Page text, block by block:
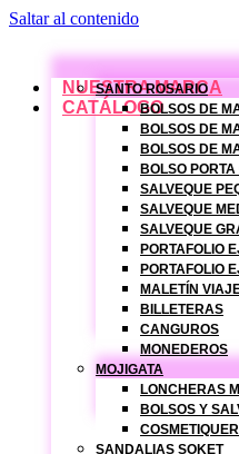
Saltar al contenido
NUESTRA MARCA
CATÁLOGO
SANTO ROSARIO
BOLSOS DE
BOLSOS DE
BOLSOS DE
BOLSO
SALVEQUE
SALVEQUE
SALVEQUE
PORTAFOLIO
PORTAFOLIO
MALETÍN
BILLETERAS
CANGUROS
MONEDEROS
MOJIGATA
LONCHERAS
BOLSOS Y
SANDALIAS SOKET